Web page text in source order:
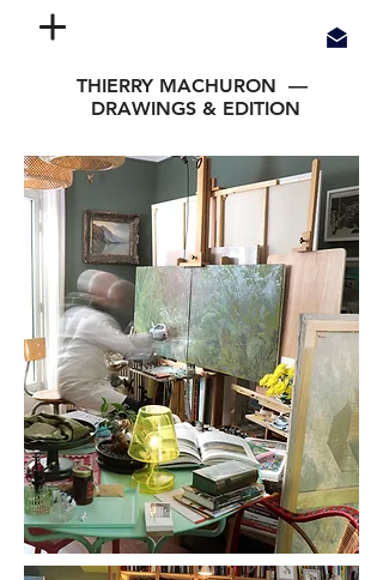
THIERRY MACHURON —
DRAWINGS & EDITION